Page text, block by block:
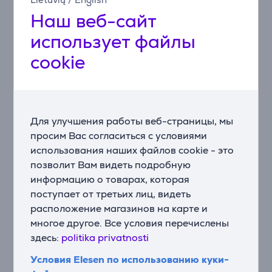
Наш веб-сайт
использует файлы
cookie
Для улучшения работы веб-страницы, мы
просим Вас согласиться с условиями
использования наших файлов cookie - это
позволит Вам видеть подробную
информацию о товарах, которая
поступает от третьих лиц, видеть
расположение магазинов на карте и
многое другое. Все условия перечислены
здесь: politika privatnosti
Условия Elesen по использованию куки-
Элементы управления удобно расположены на
передней панели миксера, что упрощает его
использование. Поворотный регулятор в передней
части способствует удобному управлению и
освобождает пространство вокруг миксера. Умное и
компактное решение в условиях ограниченной
Миксер Go может быть небольшим, но его
металлический корпус скрывает в себе настоящую
мощь. Чаша объемом 4 литра позволяет
приготовить до 48 кексов, пиццу на четверых или
двухъярусный праздничный торт – размер Go не
ограничивает его производительность. Готовьте все,
что захотите – в необходимом объеме!
Прочный и портативный
Миксеры Kenwood славятся своей надежностью, и
Go не является исключением. Легкий